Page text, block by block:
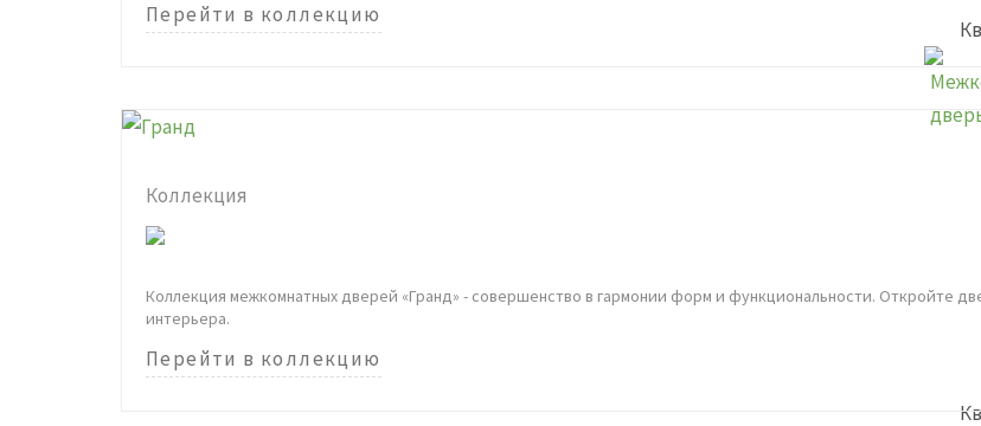
Перейти в коллекцию
Коллекция
Коллекция межкомнатных дверей «Гранд» - совершенство в гармонии форм и функциональности. Откройте
интерьера.
Перейти в коллекцию